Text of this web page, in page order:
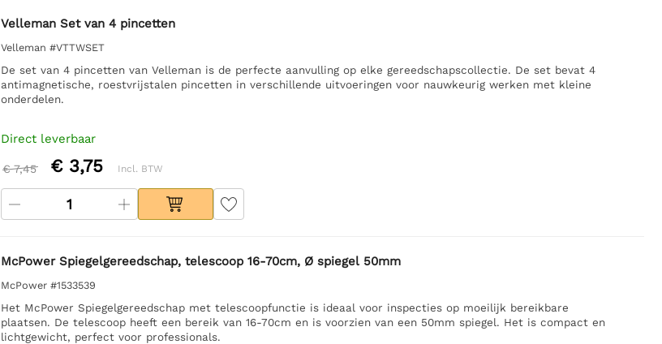
Velleman Set van 4 pincetten
Velleman #VTTWSET
De set van 4 pincetten van Velleman is de perfecte aanvulling op elke gereedschapscollectie. De set bevat 4
antimagnetische, roestvrijstalen pincetten in verschillende uitvoeringen voor nauwkeurig werken met kleine
onderdelen.
Direct leverbaar
€ 7,45 € 3,75 Incl. BTW
McPower Spiegelgereedschap, telescoop 16-70cm, Ø spiegel 50mm
McPower #1533539
Het McPower Spiegelgereedschap met telescoopfunctie is ideaal voor inspecties op moeilijk bereikbare
plaatsen. De telescoop heeft een bereik van 16-70cm en is voorzien van een 50mm spiegel. Het is compact en
lichtgewicht, perfect voor professionals.